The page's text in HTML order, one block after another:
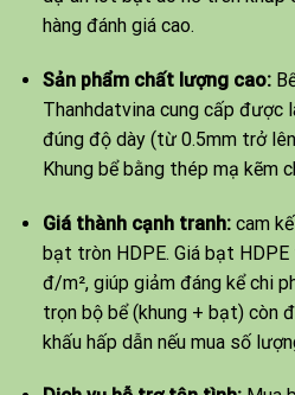
hàng đánh giá cao.
Sản phẩm chất lượng cao:
Thanhdatvina cung cấp
đúng độ dày (từ 0.5mm trở
Khung bể bằng thép mạ kẽm
Giá thành cạnh tranh:cam
bạt tròn HDPE. Giá bạt
đ/m², giúp giảm đáng kể chi
trọn bộ bể (khung + bạt) còn
khấu hấp dẫn nếu mua số